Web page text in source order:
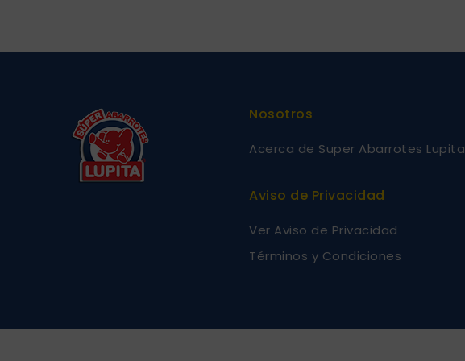
Nosotros
Acerca de Super Abarrotes Lupita
Aviso de Privacidad
Ver Aviso de Privacidad
Términos y Condiciones